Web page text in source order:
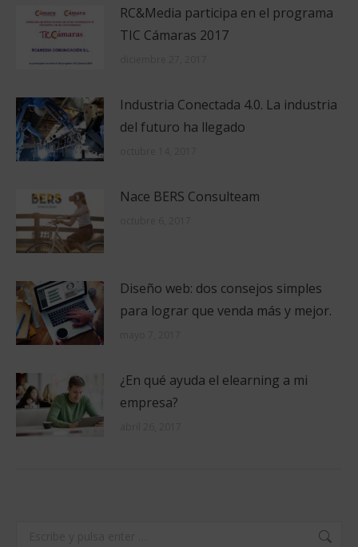
RC&Media participa en el programa
TIC Cámaras 2017
Industria Conectada 4.0. La industria
del futuro ha llegado
Nace BERS Consulteam
Diseño web: dos consejos simples
para lograr que venda más y mejor.
¿En qué ayuda el elearning a mi
empresa?